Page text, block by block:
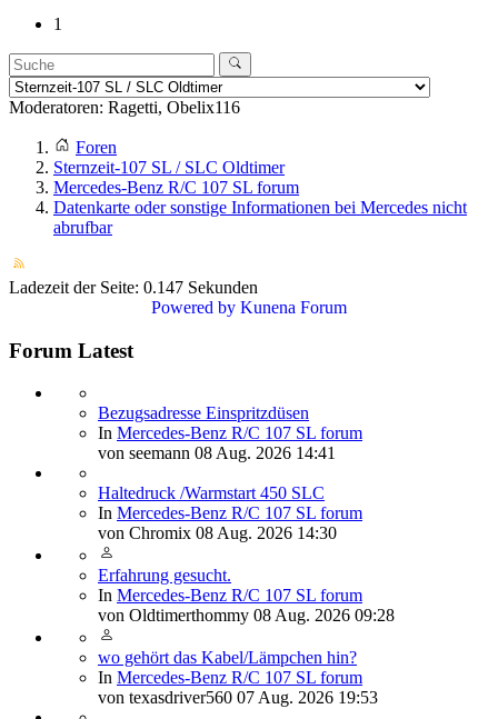
1
Moderatoren: Ragetti, Obelix116
Foren
Sternzeit-107 SL / SLC Oldtimer
Mercedes-Benz R/C 107 SL forum
Datenkarte oder sonstige Informationen bei Mercedes nicht
abrufbar
Ladezeit der Seite: 0.147 Sekunden
Powered by Kunena Forum
Forum Latest
Bezugsadresse Einspritzdüsen
In Mercedes-Benz R/C 107 SL forum
von seemann 08 Aug. 2026 14:41
Haltedruck /Warmstart 450 SLC
In Mercedes-Benz R/C 107 SL forum
von Chromix 08 Aug. 2026 14:30
Erfahrung gesucht.
In Mercedes-Benz R/C 107 SL forum
von Oldtimerthommy 08 Aug. 2026 09:28
wo gehört das Kabel/Lämpchen hin?
In Mercedes-Benz R/C 107 SL forum
von texasdriver560 07 Aug. 2026 19:53